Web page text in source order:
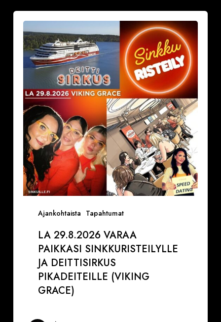
Ajankohtaista Tapahtumat
29.8.2026
Varaa
paikkasi
Sinkkuristeilylle
Deittisirkus
pikadeiteille
(Viking
Grace)
LA 29.8.2026 VARAA
PAIKKASI SINKKURISTEILYLLE
JA DEITTISIRKUS
PIKADEITEILLE (VIKING
GRACE)